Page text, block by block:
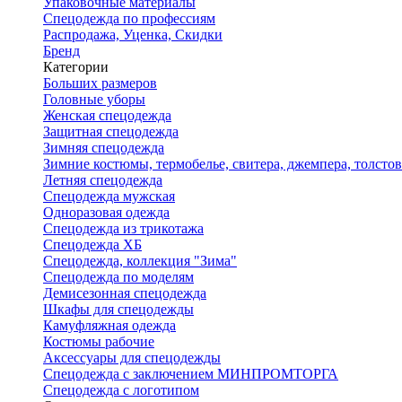
Спецодежда по профессиям
Распродажа, Уценка, Скидки
Бренд
Категории
Больших размеров
Головные уборы
Женская спецодежда
Защитная спецодежда
Зимняя спецодежда
Зимние костюмы, термобелье, свитера, джемпера,
Летняя спецодежда
Спецодежда мужская
Одноразовая одежда
Спецодежда из трикотажа
Спецодежда ХБ
Спецодежда, коллекция "Зима"
Спецодежда по моделям
Демисезонная спецодежда
Шкафы для спецодежды
Камуфляжная одежда
Костюмы рабочие
Аксессуары для спецодежды
Спецодежда с заключением МИНПРОМТОРГА
Спецодежда с логотипом